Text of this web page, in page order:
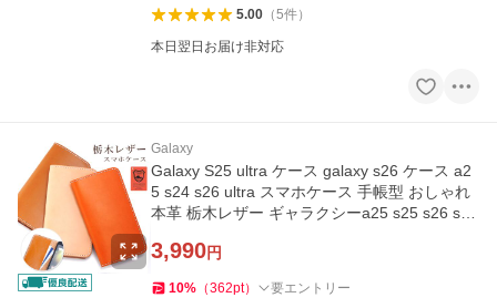
5.00（5件）
本日翌日お届け非対応
Galaxy
Galaxy S25 ultra ケース galaxy s26 ケース a2
5 s24 s26 ultra スマホケース 手帳型 おしゃれ
本革 栃木レザー ギャラクシーa25 s25 s26 s23
3,990円
10% （362pt） 要エントリー